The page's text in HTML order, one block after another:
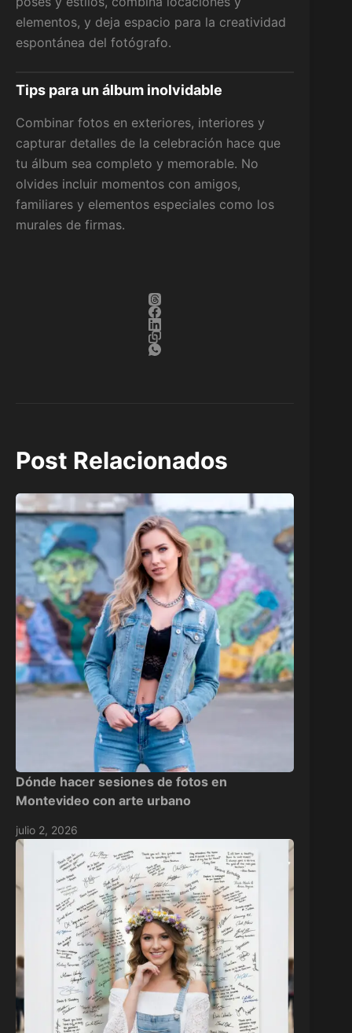
elementos, y deja espacio para la creatividad
espontánea del fotógrafo.
Tips para un álbum inolvidable
Combinar fotos en exteriores, interiores y
capturar detalles de la celebración hace que
tu álbum sea completo y memorable. No
olvides incluir momentos con amigos,
familiares y elementos especiales como los
murales de firmas.
Post Relacionados
Dónde hacer sesiones de fotos en
Montevideo con arte urbano
julio 2, 2026